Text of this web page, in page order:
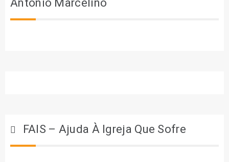
FAIS – Ajuda À Igreja Que Sofre